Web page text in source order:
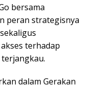
bersama
peran strategisnya
terhadap
dalam Gerakan